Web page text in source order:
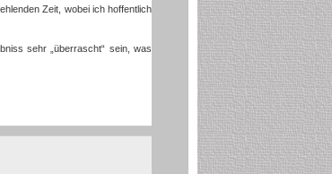
Zeit, wobei ich hoffentlich
sehr „überrascht“ sein, was